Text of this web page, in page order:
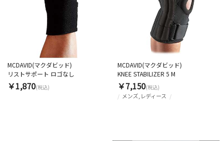
MCDAVID(マクダビッド)
リストサポート ロゴなし
￥1,870(税込)
メンズ,レディース
MCDAVID(マクダビッド)
KNEE STABILIZER 5 M
￥7,150(税込)